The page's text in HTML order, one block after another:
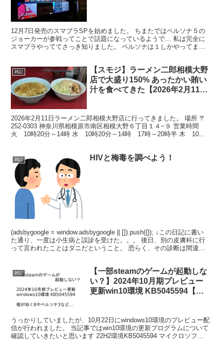
12月7日発売のスマブラSPを始めました。 ちまたではペルソナ５の
ジョーカーが参戦ってことで話題になっているようで… 私は完全に
スマブラやっててさっき知りました。 ペルソナは１しかやってませ
雑記
【スモジ】ラーメン二郎相模大野
店で大盛り150% あったかい賄い
汁を食べてきた【2026年2月11
2026年2月11日ラーメン二郎相模大野店に行ってきました。 場所 〒
252-0303 神奈川県相模原市南区相模大野６丁目１４−９ 営業時間
火 10時20分～14時 水 10時20分～14時 17時～20時半 木 10時
雑記 HIVと梅毒を調べよう！
(adsbygoogle = window.adsbygoogle || []).push({}); ↓この日記に書い
た通り、一度は小生病と誤診を受けた。。。 後日、別の皮膚科に行
って言われたことはダニだということ。 恐らく、その診断は間違...
雑記
【一部steamのゲームが起動しな
い？】2024年10月期プレビュー
更新win10環境 KB5045594【ペ
うっかりしていましたが、10月22日にwindows10環境のプレビュー配
信が行われました。 当記事ではwin10環境の更新プログラムについて
確認していきたいと思います 22H2環境KB5045594 マイクロソフト